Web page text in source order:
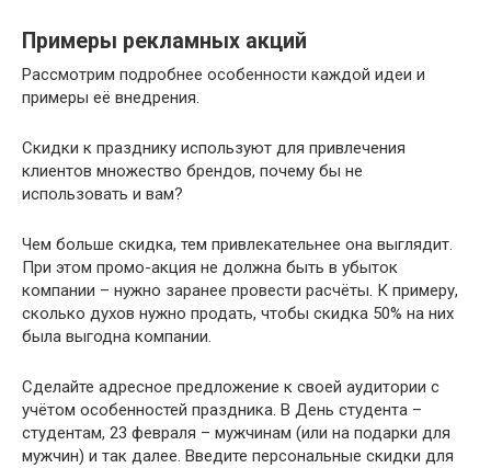
Примеры рекламных акций
Рассмотрим подробнее особенности каждой идеи и
примеры её внедрения.
Скидки к празднику используют для привлечения
клиентов множество брендов, почему бы не
использовать и вам?
Чем больше скидка, тем привлекательнее она выглядит.
При этом промо-акция не должна быть в убыток
компании – нужно заранее провести расчёты. К примеру,
сколько духов нужно продать, чтобы скидка 50% на них
была выгодна компании.
Сделайте адресное предложение к своей аудитории с
учётом особенностей праздника. В День студента –
студентам, 23 февраля – мужчинам (или на подарки для
мужчин) и так далее. Введите персональные скидки для